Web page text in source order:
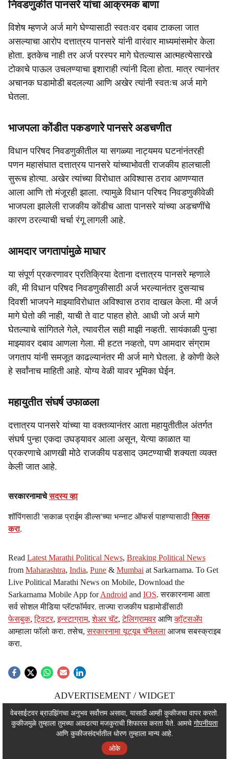
निवडणुकीत पानसरे यांचा आक्रमक बाणा
विशेष म्हणजे अर्ज मागे घेण्यासाठी स्वतःवर दबाव टाकला जात
असल्याचा आरोप दत्तात्रय पानसरे यांनी वारंवार माध्यमांसमोर केला
होता. इतकेच नाही तर अर्ज परस्पर मागे घेतल्यास आत्महत्येसारखे
टोकाचे पाऊल उचलण्याचा इशाराही त्यांनी दिला होता. मात्र त्यानंतर
अचानक घडामोडी बदलल्या आणि अखेर त्यांनी स्वतःच अर्ज मागे
घेतला.
भाजपला कोंडीत पकडणारे पानसरे अडचणीत
विधान परिषद निवडणुकीतील या सगळ्या नाट्यमय घटनांनंतरही
पणन महासंघात दत्तात्रय पानसरे यांच्याभोवती राजकीय हालचाली
सुरूच होत्या. अखेर त्यांच्या विरोधात अविश्वास ठराव आणण्यात
आला आणि तो मंजूरही झाला. त्यामुळे विधान परिषद निवडणुकीवेळी
भाजपला झालेली राजकीय कोंडीच आता पानसरे यांच्या अडचणींचे
कारण ठरल्याची चर्चा रंगू लागली आहे.
आमदार जगतापांमुळे माघार
या संपूर्ण प्रकरणावर प्रतिक्रिया देताना दत्तात्रय पानसरे म्हणाले
की, मी विधान परिषद निवडणुकीसाठी अर्ज भरल्यानंतर दुसऱ्याच
दिवशी भाजपने माझ्याविरोधात अविश्वास ठराव दाखल केला. मी अर्ज
मागे घेतो की नाही, याची ते वाट पाहत होते. आधी जो अर्ज मागे
घेतल्याचे सांगितले गेले, त्यावरील सही माझी नव्हती. सायंकाळी पुन्हा
माझ्यावर दबाव आणला गेला. मी हटत नव्हतो, पण आमदार संग्राम
जगताप यांनी समजूत काढल्यानंतर मी अर्ज मागे घेतला. हे कोणी केले
हे सर्वांनाच माहिती आहे. योग्य वेळी यावर भूमिका घेईन.
महायुतीत संघर्ष उफाळला
दत्तात्रय पानसरे यांच्या या वक्तव्यानंतर आता महायुतीतील अंतर्गत
संघर्ष पुन्हा एकदा उघड्यावर आला असून, येत्या काळात या
प्रकरणाचे आणखी मोठे राजकीय पडसाद उमटण्याची शक्यता व्यक्त
केली जात आहे.
सरकारनामाचेसदस्य व्हा
शॉपिंगसाठी 'सकाळ प्राईम डील्स'च्या भन्नाट ऑफर्स पाहण्यासाठीक्लिक
करा.
Read Latest Marathi Political News, Breaking Political News
from Maharashtra, India, Pune & Mumbai at Sarkarnama. To Get
Live Political Marathi News on Mobile, Download the
Sarkarnama Mobile App forAndroid and IOS. सरकारनामा आता
सर्व सोशल मीडिया प्लॅटफॉर्मवर. ताज्या राजकीय घडामोडींसाठी
फेसबुक,ट्विटर,इन्स्टाग्राम,शेअर चॅट,टेलिग्रामवर आणिव्हॉट्सॲप
आम्हाला फॉलो करा. तसेच,सरकारनामा यूट्यूब चॅनेलला आजच सबस्क्राइब
करा.
ADVERTISEMENT / WIDGET
ADVERTISEMENT / WIDGET
ADVERTISEMENT / WIDGET
वेबसाईटवर ब्राउझिंगचा अनुभव सर्वोत्तम असावा, यासाठी आम्ही कुकीजचा वापर करतो.
कुकीजमुळे तुम्हाला तुमच्या आवडत्या मजकुराची शिफारस करता येते. आमचे गोपनीयता
आणि कुकीजसंदर्भातील धोरण तुम्हाला मान्य आहे.
ओके